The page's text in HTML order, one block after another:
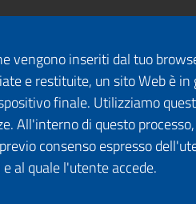
vengono inseriti dal tuo
e restituite, un sito Web è
finale. Utilizziamo
All'interno di questo
consenso espresso
al quale l'utente accede.